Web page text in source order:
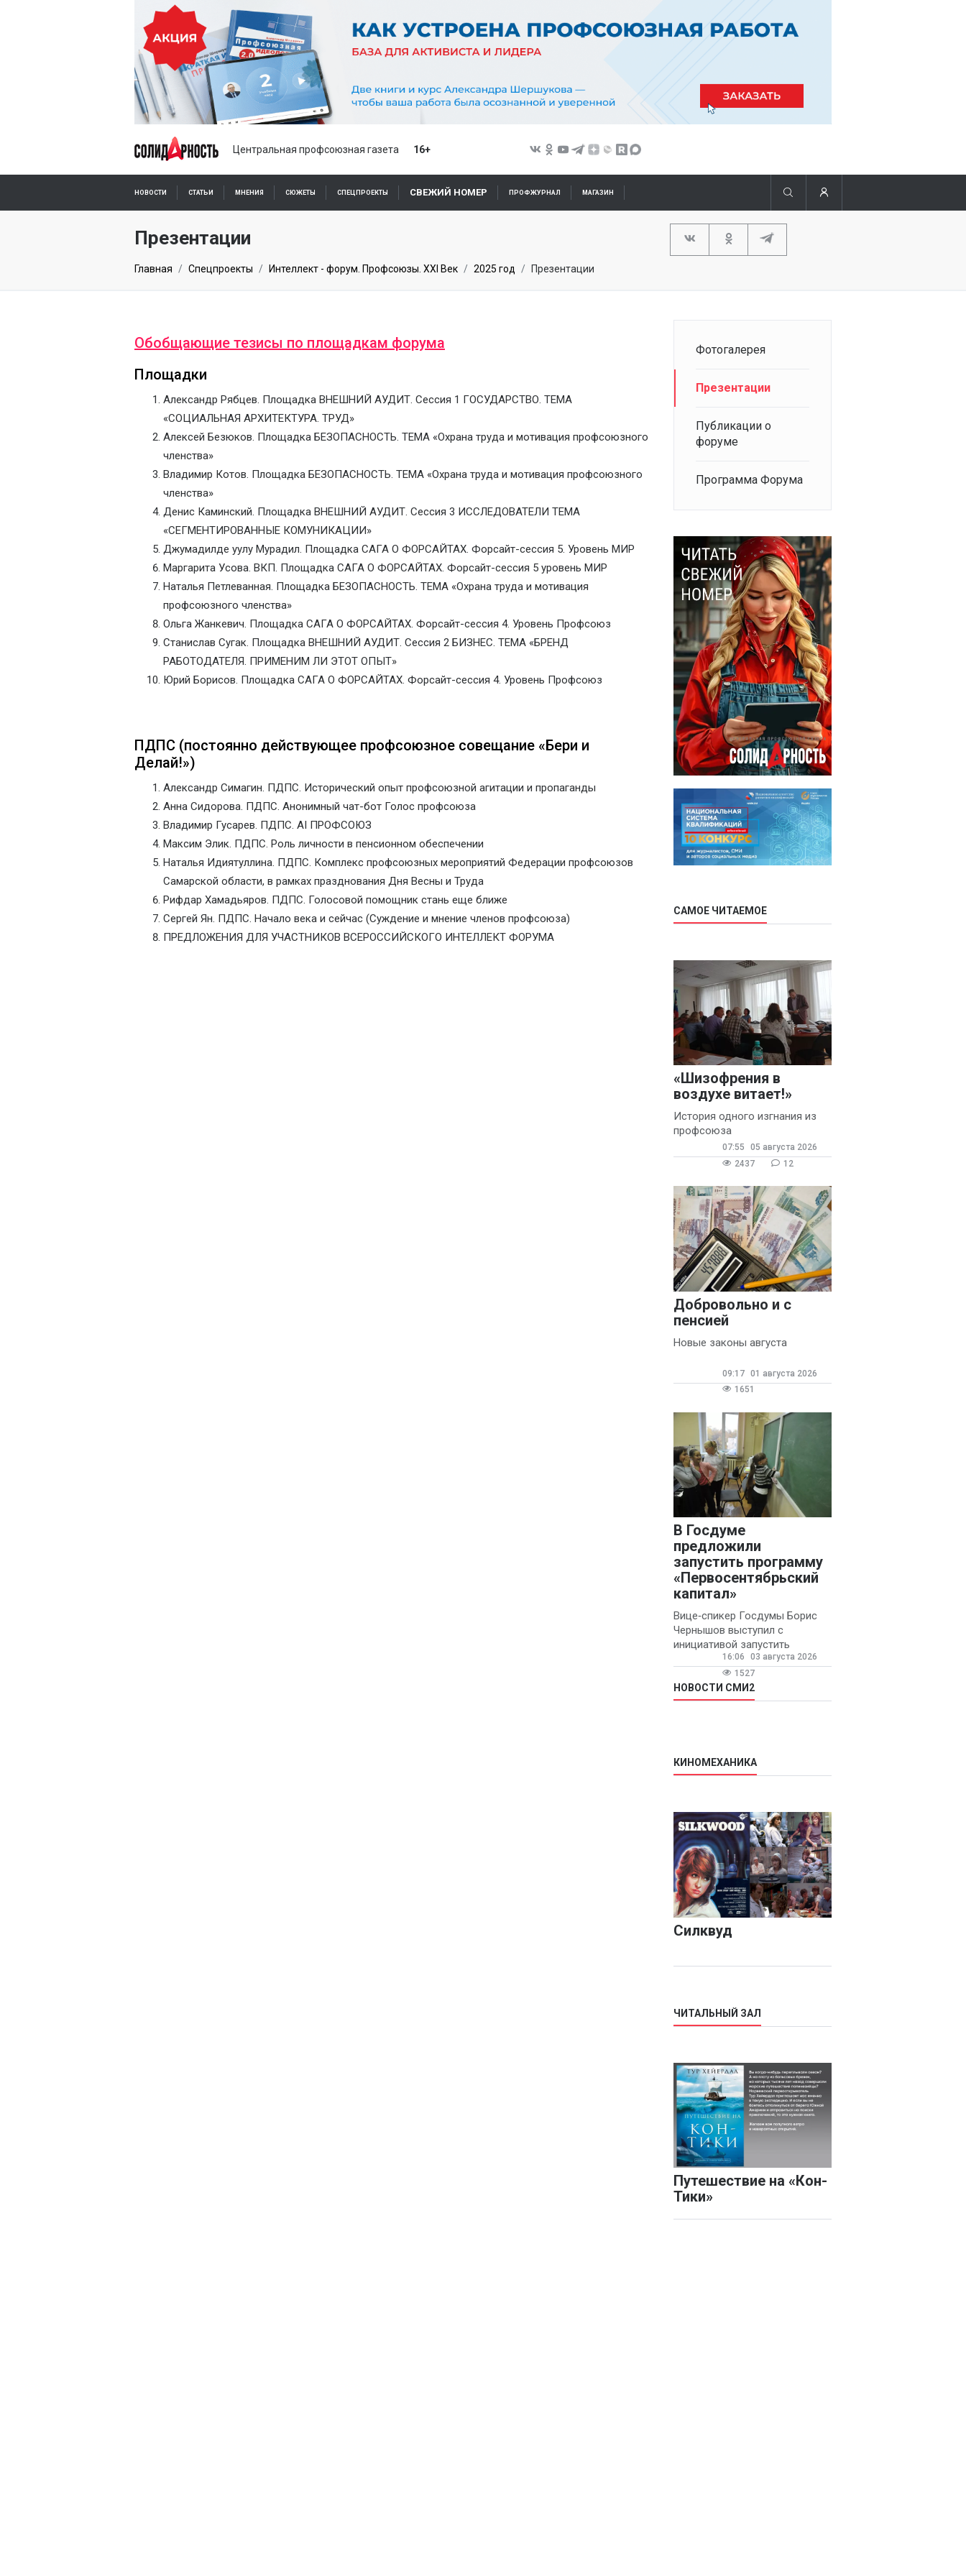
Центральная профсоюзная газета 16+
НОВОСТИ СТАТЬИ МНЕНИЯ СЮЖЕТЫ СПЕЦПРОЕКТЫ СВЕЖИЙ НОМЕР ПРОФЖУРНАЛ МАГАЗИН
ПОДПИСКА ОНЛАЙН
Презентации
Главная Спецпроекты Интеллект - форум. Профсоюзы. XXI Век 2025 год Презентации
Обобщающие тезисы по площадкам форума
Площадки
Александр Рябцев. Площадка ВНЕШНИЙ АУДИТ. Сессия 1 ГОСУДАРСТВО. ТЕМА
«СОЦИАЛЬНАЯ АРХИТЕКТУРА. ТРУД»
Алексей Безюков. Площадка БЕЗОПАСНОСТЬ. ТЕМА «Охрана труда и мотивация профсоюзного
членства»
Владимир Котов. Площадка БЕЗОПАСНОСТЬ. ТЕМА «Охрана труда и мотивация профсоюзного
членства»
Денис Каминский. Площадка ВНЕШНИЙ АУДИТ. Сессия 3 ИССЛЕДОВАТЕЛИ ТЕМА
«СЕГМЕНТИРОВАННЫЕ КОМУНИКАЦИИ»
Джумадилде уулу Мурадил. Площадка САГА О ФОРСАЙТАХ. Форсайт-сессия 5. Уровень МИР
Маргарита Усова. ВКП. Площадка САГА О ФОРСАЙТАХ. Форсайт-сессия 5 уровень МИР
Наталья Петлеванная. Площадка БЕЗОПАСНОСТЬ. ТЕМА «Охрана труда и мотивация
профсоюзного членства»
Ольга Жанкевич. Площадка САГА О ФОРСАЙТАХ. Форсайт-сессия 4. Уровень Профсоюз
Станислав Сугак. Площадка ВНЕШНИЙ АУДИТ. Сессия 2 БИЗНЕС. ТЕМА «БРЕНД
РАБОТОДАТЕЛЯ. ПРИМЕНИМ ЛИ ЭТОТ ОПЫТ»
Юрий Борисов. Площадка САГА О ФОРСАЙТАХ. Форсайт-сессия 4. Уровень Профсоюз
ПДПС (постоянно действующее профсоюзное совещание «Бери и
Делай!»)
Александр Симагин. ПДПС. Исторический опыт профсоюзной агитации и пропаганды
Анна Сидорова. ПДПС. Анонимный чат-бот Голос профсоюза
Владимир Гусарев. ПДПС. AI ПРОФСОЮЗ
Максим Элик. ПДПС. Роль личности в пенсионном обеспечении
Наталья Идиятуллина. ПДПС. Комплекс профсоюзных мероприятий Федерации профсоюзов
Самарской области, в рамках празднования Дня Весны и Труда
Рифдар Хамадьяров. ПДПС. Голосовой помощник стань еще ближе
Сергей Ян. ПДПС. Начало века и сейчас (Суждение и мнение членов профсоюза)
ПРЕДЛОЖЕНИЯ ДЛЯ УЧАСТНИКОВ ВСЕРОССИЙСКОГО ИНТЕЛЛЕКТ ФОРУМА
Фотогалерея
Презентации
Публикации о
форуме
Программа Форума
САМОЕ ЧИТАЕМОЕ
«Шизофрения в
воздухе витает!»
История одного изгнания из
профсоюза
07:55
05 августа 2026
2437
12
Добровольно и с
пенсией
Новые законы августа
09:17 01 августа 2026
1651
В Госдуме
предложили
запустить программу
«Первосентябрьский
капитал»
Вице‑спикер Госдумы Борис
Чернышов выступил с
инициативой запустить
ежегодную федеральную
программу
«Первосентябрьский капитал»
- она предполагает
16:06
03 августа 2026
1527
НОВОСТИ СМИ2
КИНОМЕХАНИКА
Силквуд
ЧИТАЛЬНЫЙ ЗАЛ
Путешествие на «Кон-
Тики»